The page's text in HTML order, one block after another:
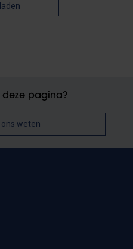
deze pagina?
ons weten